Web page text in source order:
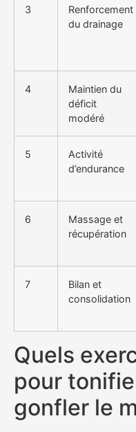
3
Renforcement
du drainage
4
Maintien du
déficit
modéré
5
Activité
d’endurance
6
Massage et
récupération
7
Bilan et
consolidation
Quels
pour
gonfler le